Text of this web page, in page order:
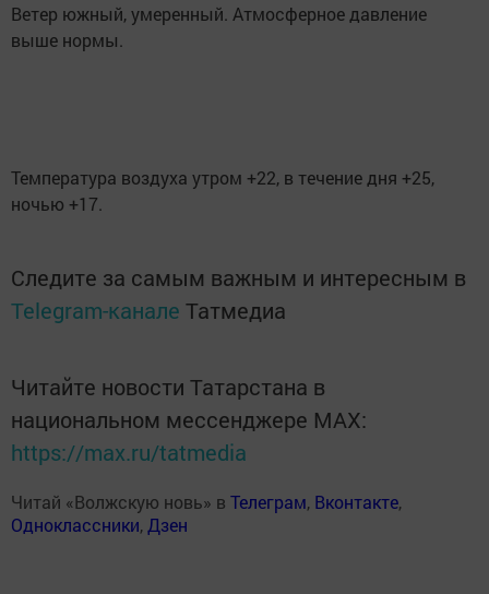
Ветер южный, умеренный. Атмосферное давление
выше нормы.
Температура воздуха утром +22, в течение дня +25,
ночью +17.
Следите за самым важным и интересным в
Telegram-канале Татмедиа
Читайте новости Татарстана в
национальном мессенджере MАХ:
https://max.ru/tatmedia
Читай «Волжскую новь» в Телеграм, Вконтакте,
Одноклассники, Дзен